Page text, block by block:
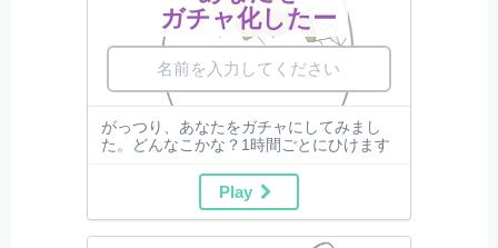
ガチャ化したー
がっつり、あなたをガチャにしてみまし
た。どんなこかな？1時間ごとにひけます
Play